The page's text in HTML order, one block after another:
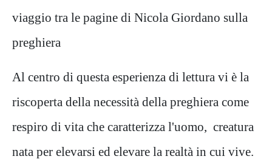
viaggio tra le pagine di Nicola Giordano sulla
preghiera
Al centro di questa esperienza di lettura vi è la
riscoperta della necessità della preghiera come
respiro di vita che caratterizza l'uomo, creatura
nata per elevarsi ed elevare la realtà in cui vive.